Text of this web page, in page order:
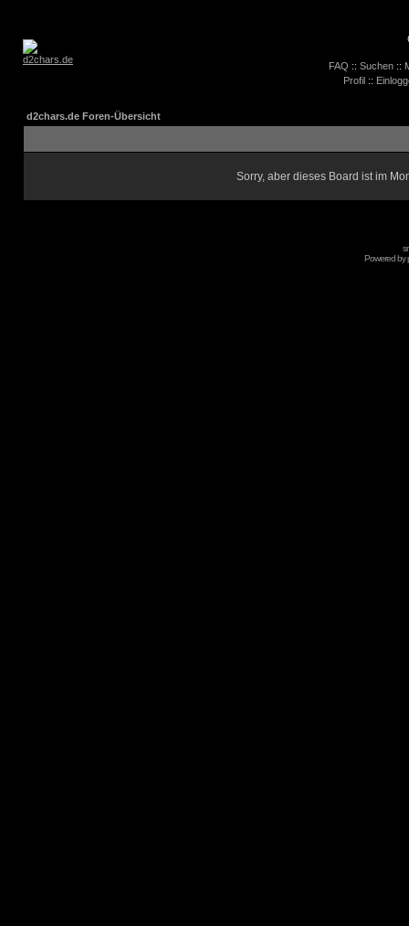
FAQ :: Suchen ::
Profil::
d2chars.de Foren-Übersicht
Sorry, aber dieses Board ist im
Powered by